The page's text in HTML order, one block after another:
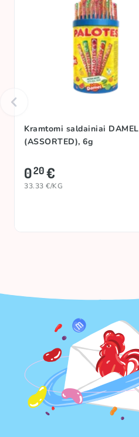
Kramtomi saldainiai DAMEL
(ASSORTED), 6g
020€
33.33 €/KG